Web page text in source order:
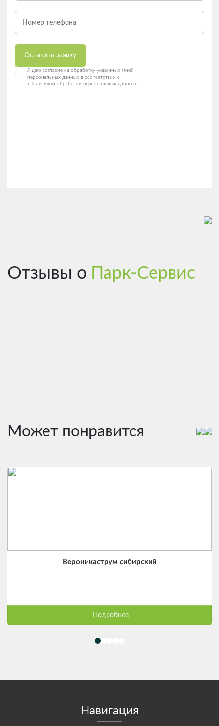
Оставить заявку
Я даю согласие на обработку указанных мной
персональных данных в соответствии с
«Политикой обработки персональных данных»
Отзывы о Парк-Сервис
Может понравится
Вероникаструм сибирский
Подробнее
Навигация